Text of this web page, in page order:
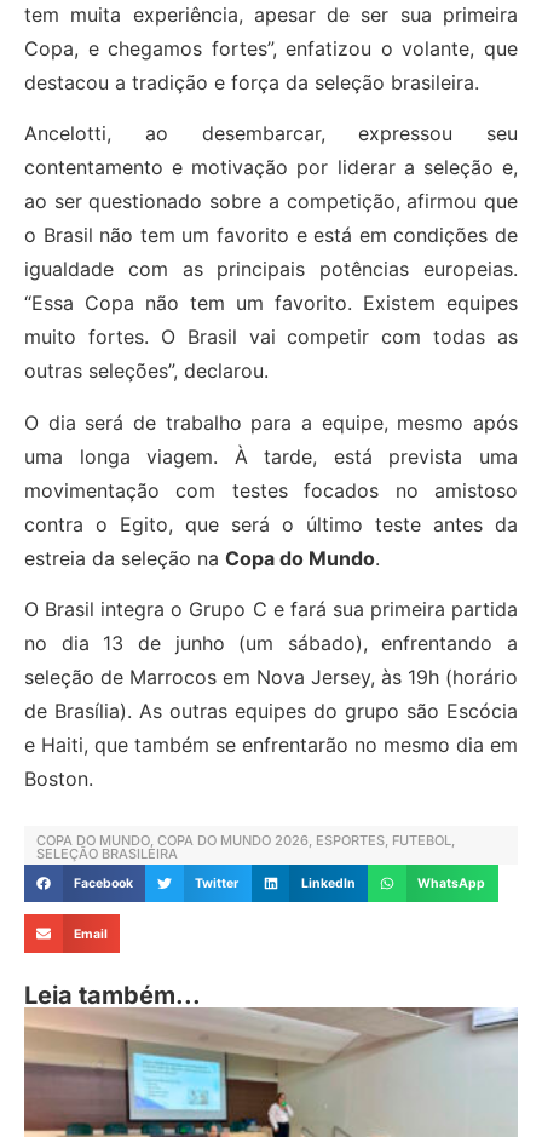
tem muita experiência, apesar de ser sua primeira
Copa, e chegamos fortes”, enfatizou o volante, que
destacou a tradição e força da seleção brasileira.
Ancelotti, ao desembarcar, expressou seu
contentamento e motivação por liderar a seleção e,
ao ser questionado sobre a competição, afirmou que
o Brasil não tem um favorito e está em condições de
igualdade com as principais potências europeias.
“Essa Copa não tem um favorito. Existem equipes
muito fortes. O Brasil vai competir com todas as
outras seleções”, declarou.
O dia será de trabalho para a equipe, mesmo após
uma longa viagem. À tarde, está prevista uma
movimentação com testes focados no amistoso
contra o Egito, que será o último teste antes da
estreia da seleção na Copa do Mundo.
O Brasil integra o Grupo C e fará sua primeira partida
no dia 13 de junho (um sábado), enfrentando a
seleção de Marrocos em Nova Jersey, às 19h (horário
de Brasília). As outras equipes do grupo são Escócia
e Haiti, que também se enfrentarão no mesmo dia em
Boston.
COPA DO MUNDO COPA DO MUNDO 2026 ESPORTES FUTEBOL
SELEÇÃO BRASILEIRA
Facebook Twitter LinkedIn WhatsApp
Email
Leia também...